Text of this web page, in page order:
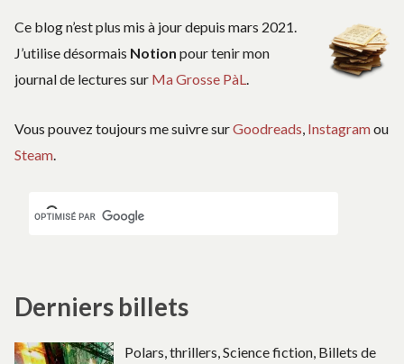
Ce blog n’est plus mis à jour depuis mars 2021.
J’utilise désormais Notion pour tenir mon
journal de lectures sur Ma Grosse PàL
Vous pouvez toujours me suivre surGoodreads, Instagramou
Steam.
Derniers billets
Polars, thrillers, Science fiction, Billets de